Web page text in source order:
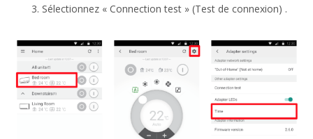
Sélectionnez « Connection test » (Test de connexion) .